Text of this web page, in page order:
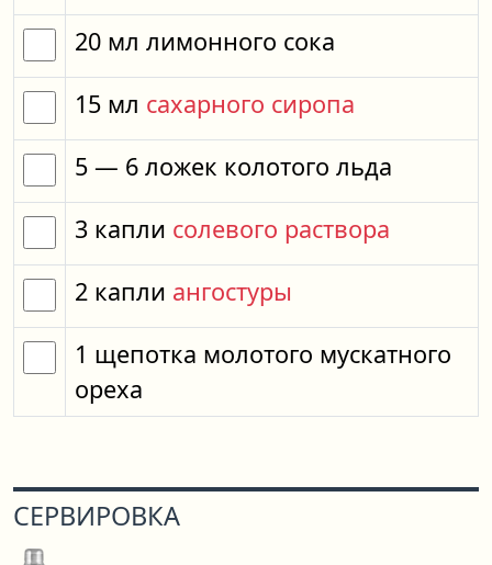
20 мл лимонного сока
15 мл сахарного сиропа
5 — 6 ложек колотого льда
3 капли солевого раствора
2 капли ангостуры
1 щепотка молотого мускатного
ореха
СЕРВИРОВКА